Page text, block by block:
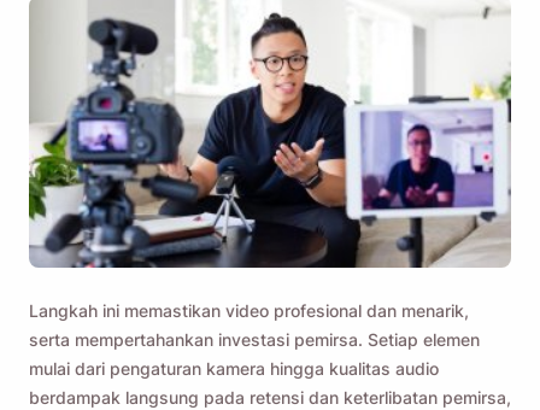
Langkah ini memastikan video profesional dan menarik,
serta mempertahankan investasi pemirsa. Setiap elemen
mulai dari pengaturan kamera hingga kualitas audio
berdampak langsung pada retensi dan keterlibatan pemirsa,